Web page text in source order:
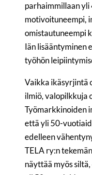
parhaimmillaan
motivoituneempi,
omistautuneempi
Iän lisääntyminen
työhön
Vaikka ikäsyrjintä
ilmiö, valopilkkuja
Työmarkkinoiden
että yli 50-
edelleen
TELA ry:n
näyttää myös